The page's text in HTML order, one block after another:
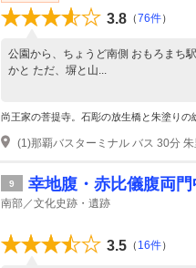
3.8 （76件）
公園から、ちょうど南側 おもろまち
かと ただ、塀と山...
尚王家の菩提寺。石彫の放生橋と朱塗りの
(1)那覇バスターミナル バス 30分
9 幸地腹・赤比儀腹両門
南部／文化史跡・遺跡
3.5 （ 16件）